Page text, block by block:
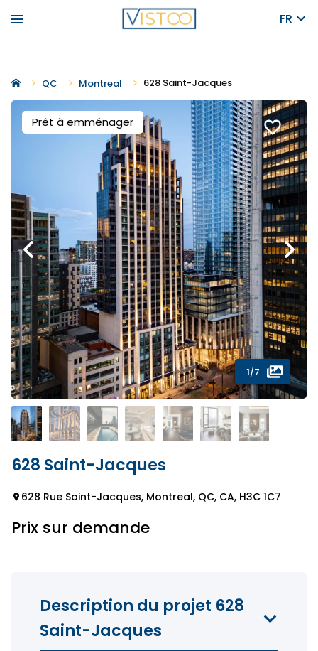
menu FR
QC Montreal 628 Saint-Jacques
Prêt à emménager favorite_border
1/7
628 Saint-Jacques
628 Rue Saint-Jacques, Montreal, QC, CA, H3C 1C7
Prix sur demande
Description du projet 628
Saint-Jacques